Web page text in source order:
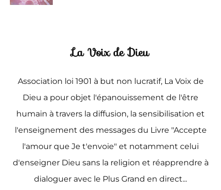
La Voix de Dieu
Association loi 1901 à but non lucratif, La Voix de
Dieu a pour objet l'épanouissement de l'être
humain à travers la diffusion, la sensibilisation et
l'enseignement des messages du Livre "Accepte
l'amour que Je t'envoie" et notamment celui
d'enseigner Dieu sans la religion et réapprendre à
dialoguer avec le Plus Grand en direct...